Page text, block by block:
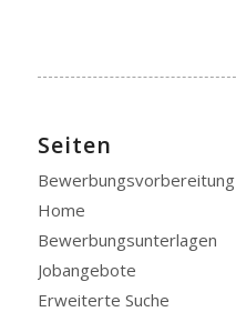
Seiten
Bewerbungsvorbereitung
Home
Bewerbungsunterlagen
Jobangebote
Erweiterte Suche